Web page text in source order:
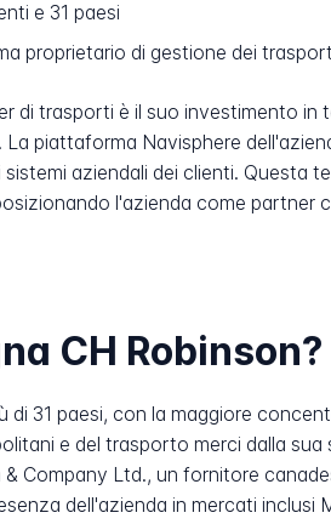
e 31 paesi
proprietario di gestione dei
di trasporti è il suo investimento
piattaforma Navisphere
aziendali dei clienti. Questa
l'azienda come partner
CH Robinson?
31 paesi, con la maggiore
e del trasporto merci dalla
Company Ltd., un fornitore
dell'azienda in mercati inclusi